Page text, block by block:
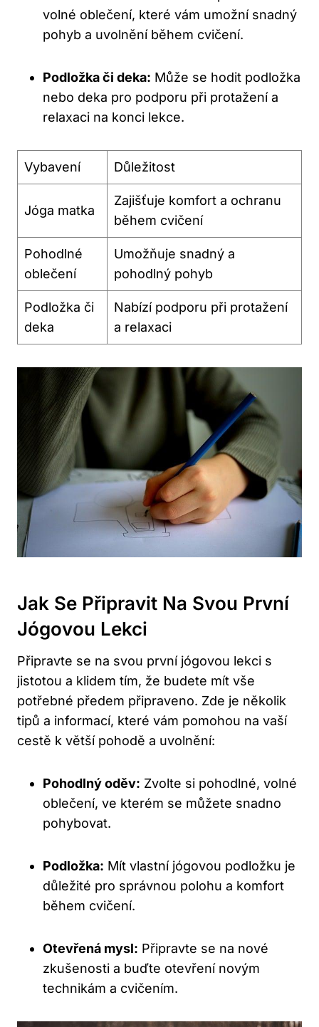
volné oblečení, které vám umožní snadný
pohyb a uvolnění během cvičení.
Podložka či deka: Může se hodit podložka
nebo deka pro podporu při protažení a
relaxaci na konci lekce.
Vybavení Důležitost
Jóga matka
Zajišťuje komfort a ochranu
během cvičení
Pohodlné
oblečení
Umožňuje snadný a
pohodlný pohyb
Podložka či
deka
Nabízí podporu při protažení
a relaxaci
Jak Se Připravit Na Svou První
Jógovou Lekci
Připravte se na svou první jógovou lekci s
jistotou a klidem tím, že budete mít vše
potřebné předem připraveno. Zde je několik
tipů a informací, které vám pomohou na vaší
cestě k větší pohodě a uvolnění:
Pohodlný oděv: Zvolte si pohodlné, volné
oblečení, ve kterém se můžete snadno
pohybovat.
Podložka: Mít vlastní jógovou podložku je
důležité pro správnou polohu a komfort
během cvičení.
Otevřená mysl: Připravte se na nové
zkušenosti a buďte otevření novým
technikám a cvičením.